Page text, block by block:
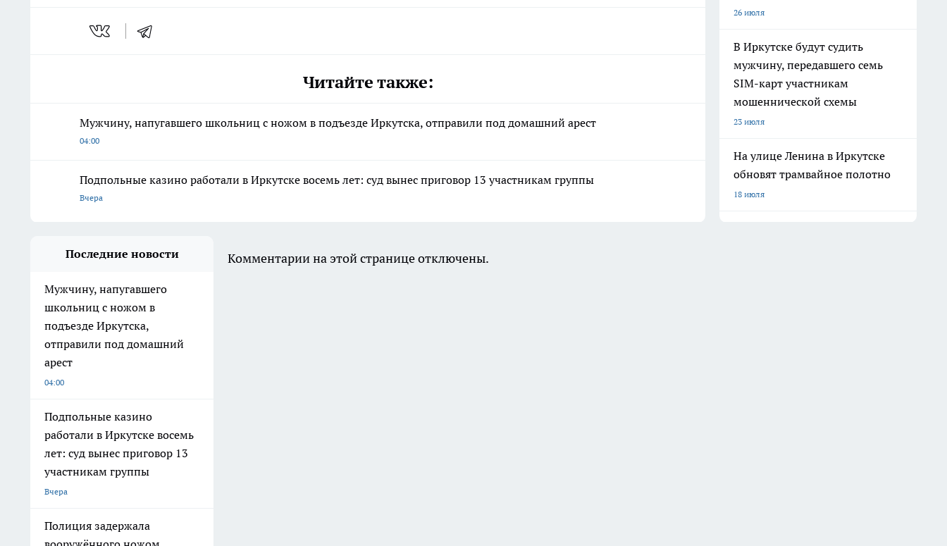
Читайте также:
Мужчину, напугавшего школьниц с ножом в подъезде Иркутска, отправили под домашний арест
04:00
Подпольные казино работали в Иркутске восемь лет: суд вынес приговор 13 участникам группы
Вчера
26 июля
В Иркутске будут судить
мужчину, передавшего семь
SIM-карт участникам
мошеннической схемы
23 июля
На улице Ленина в Иркутске
обновят трамвайное полотно
18 июля
Последние новости
Мужчину, напугавшего
школьниц с ножом в
подъезде Иркутска,
отправили под домашний
арест
04:00
Подпольные казино
работали в Иркутске восемь
лет: суд вынес приговор 13
участникам группы
Вчера
Полиция задержала
Комментарии на этой странице отключены.